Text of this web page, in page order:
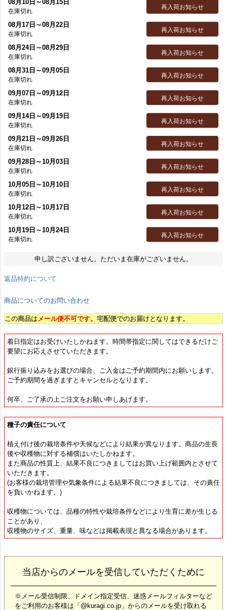
08月10日～08月15日
在庫切れ
再入荷お知らせ
08月17日～08月22日
在庫切れ
再入荷お知らせ
08月24日～08月29日
在庫切れ
再入荷お知らせ
08月31日～09月05日
在庫切れ
再入荷お知らせ
09月07日～09月12日
在庫切れ
再入荷お知らせ
09月14日～09月19日
在庫切れ
再入荷お知らせ
09月21日～09月26日
在庫切れ
再入荷お知らせ
09月28日～10月03日
在庫切れ
再入荷お知らせ
10月05日～10月10日
在庫切れ
再入荷お知らせ
10月12日～10月17日
在庫切れ
再入荷お知らせ
10月19日～10月24日
在庫切れ
再入荷お知らせ
申し訳ございません。ただいま在庫がございません。
返品特約について
商品についてのお問い合わせ
この商品は メール便不可です。 宅配便でのお届けとなります。
着日指定はお受けいたしかねます。時間帯指定に関してはできるだけご
要望にお応えさせていただきます。
銀行振り込みをお選びの場合、ご入金はご予約期間内にお願いします。
ご予約期間を過ぎますとキャンセルとなります。
何卒、ご了承の上ご注文をお願い申しあげます。
種子の責任について
植え付け後の栽培条件や天候などにより結果が異なります。商品の生長
後や収穫物に対する補償はいたしかねます。
また商品の性質上、結果不良につきましてはお買い上げ範囲内とさせて
いただきます。
(お客様の栽培管理や気象条件による結果不良につきましては、その責任
を負いかねます。)
収穫物については、品種の特性や栽培条件などにより生育に差が生じる
ことがあり、
収穫物のサイズ、重量、味などは掲載表現と異なる場合があります。
当店からのメールを受信していただくために
※メール受信制限、ドメイン指定受信、迷惑メールフィルターなど
をご利用のお客様は「@kuragi.co.jp」からのメールを受け取れる